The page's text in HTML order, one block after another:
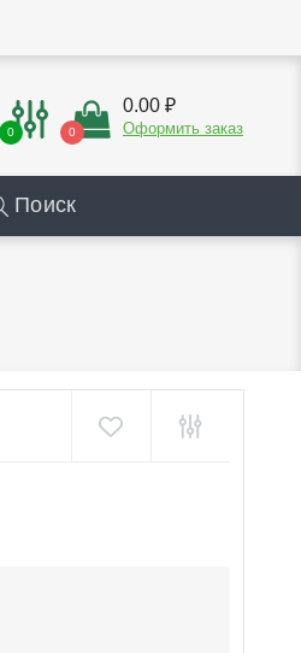
0 0
0.00 ₽
Оформить заказ
Поиск